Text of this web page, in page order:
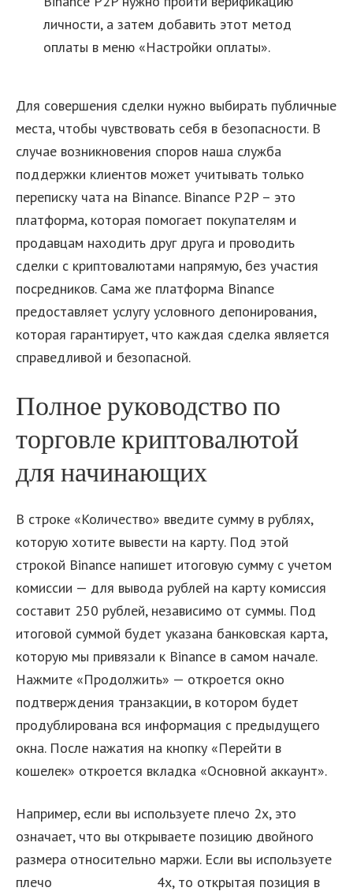
личности, а затем добавить этот метод
оплаты в меню «‎Настройки оплаты»‎.
Для совершения сделки нужно выбирать публичные
места, чтобы чувствовать себя в безопасности. В
случае возникновения споров наша служба
поддержки клиентов может учитывать только
переписку чата на Binance. Binance P2P – это
платформа, которая помогает покупателям и
продавцам находить друг друга и проводить
сделки с криптовалютами напрямую, без участия
посредников. Сама же платформа Binance
предоставляет услугу условного депонирования,
которая гарантирует, что каждая сделка является
справедливой и безопасной.
Полное руководство по
торговле криптовалютой
для начинающих
В строке «Количество» введите сумму в рублях,
которую хотите вывести на карту. Под этой
строкой Binance напишет итоговую сумму с учетом
комиссии — для вывода рублей на карту комиссия
составит 250 рублей, независимо от суммы. Под
итоговой суммой будет указана банковская карта,
которую мы привязали к Binance в самом начале.
Нажмите «Продолжить» — откроется окно
подтверждения транзакции, в котором будет
продублирована вся информация с предыдущего
окна. После нажатия на кнопку «Перейти в
кошелек» откроется вкладка «Основной аккаунт».
Например, если вы используете плечо 2х, это
означает, что вы открываете позицию двойного
размера относительно маржи. Если вы используете
плечо
4х, то открытая позиция в